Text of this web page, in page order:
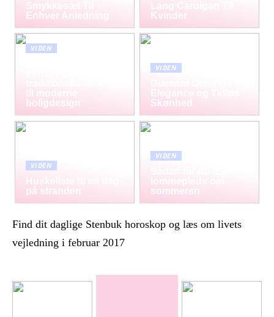
Smykkesæt Til
Enhver Anledning
Lang Cardigan Til
Kvinder
VIDEN
til moderne
boligdesign
VIDEN
Elegance og Tidløs
Skønhed
VIDEN
Huskeliste til en dag
på stranden
VIDEN
lommeplads om
sommeren
Find dit daglige Stenbuk horoskop og læs om livets
vejledning i februar 2017